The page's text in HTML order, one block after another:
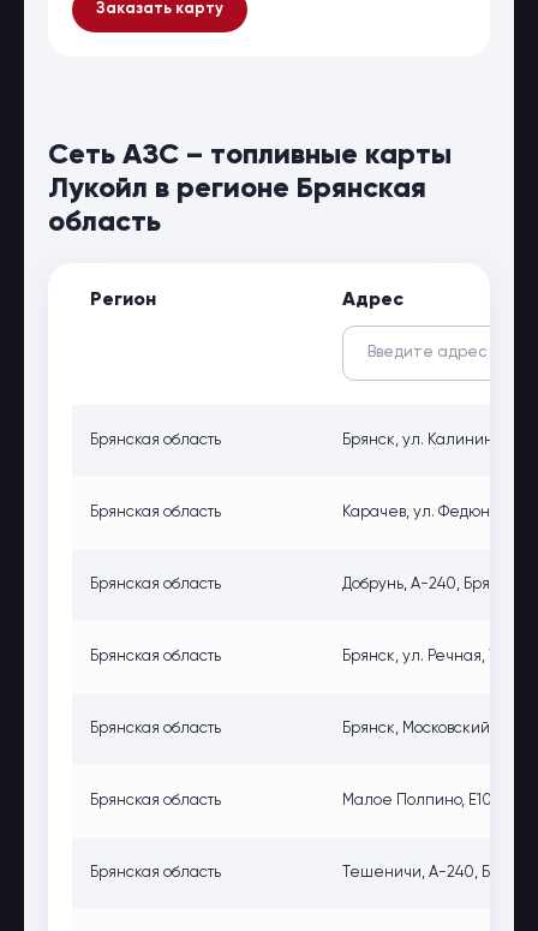
Заказать карту
Сеть АЗС – топливные карты
Лукойл в регионе Брянская
область
Регион Адрес
Брянская область Брянск, ул. Калинина,
Брянская область Карачев, ул.
Брянская область Добрунь, А-240, Брянская
Брянская область Брянск, ул. Речная, 7,
Брянская область Брянск, Московский пр.,
Брянская область Малое Полпино, E101,
Брянская область Тешеничи, А-240,